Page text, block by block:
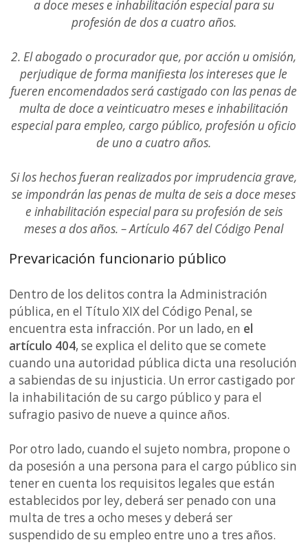
a doce meses e inhabilitación especial para su
profesión de dos a cuatro años.
2. El abogado o procurador que, por acción u omisión,
perjudique de forma manifiesta los intereses que le
fueren encomendados será castigado con las penas de
multa de doce a veinticuatro meses e inhabilitación
especial para empleo, cargo público, profesión u oficio
de uno a cuatro años.
Si los hechos fueran realizados por imprudencia grave,
se impondrán las penas de multa de seis a doce meses
e inhabilitación especial para su profesión de seis
meses a dos años. – Artículo 467 del Código Penal
Prevaricación funcionario público
Dentro de los delitos contra la Administración
pública, en el Título XIX del Código Penal, se
encuentra esta infracción. Por un lado, en el
artículo 404, se explica el delito que se comete
cuando una autoridad pública dicta una resolución
a sabiendas de su injusticia. Un error castigado por
la inhabilitación de su cargo público y para el
sufragio pasivo de nueve a quince años.
Por otro lado, cuando el sujeto nombra, propone o
da posesión a una persona para el cargo público sin
tener en cuenta los requisitos legales que están
establecidos por ley, deberá ser penado con una
multa de tres a ocho meses y deberá ser
suspendido de su empleo entre uno a tres años.